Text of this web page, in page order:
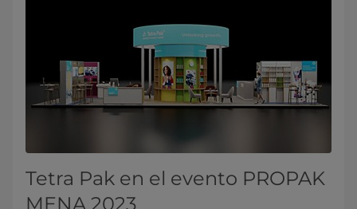
Tetra Pak en el evento PROPAK
MENA 2023